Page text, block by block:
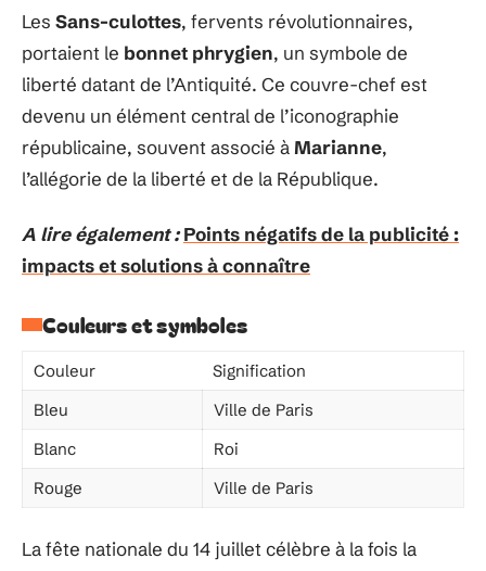
Les Sans-culottes, fervents révolutionnaires,
portaient le bonnet phrygien, un symbole de
liberté datant de l’Antiquité. Ce couvre-chef est
devenu un élément central de l’iconographie
républicaine, souvent associé à Marianne,
l’allégorie de la liberté et de la République.
A lire également : Points négatifs de la publicité :
impacts et solutions à connaître
Couleurs et symboles
Couleur
Signification
Bleu
Ville de Paris
Blanc
Roi
Rouge
Ville de Paris
La fête nationale du 14 juillet célèbre à la fois la